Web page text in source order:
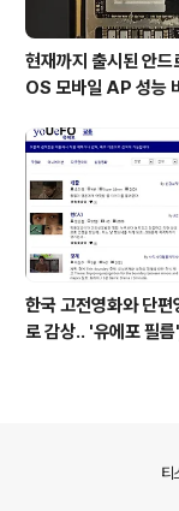
현재까지 출시된 안드
OS 모바일 AP 성능
한국 고전영화와 단편
로 감상.. '유에포 필
티